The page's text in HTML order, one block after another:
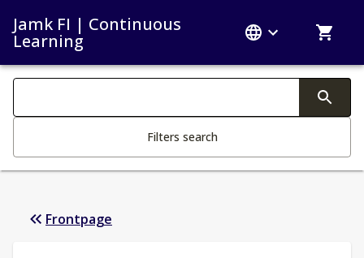
Jamk FI | Continuous
Learning
Search filters
Filters search
Frontpage